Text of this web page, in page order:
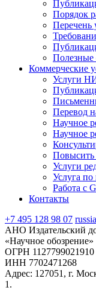
Порядок
Перечень
Полезные
Коммерческие
Услуги
Перевод
Научное
Научное
Услуги
Услуга
Работа с
Контакты
+7 495 128 98 07
АНО Издательский
«Научное обозрение»
ОГРН 1127799021910
ИНН 7702471268
Адрес: 127051, г.
1.